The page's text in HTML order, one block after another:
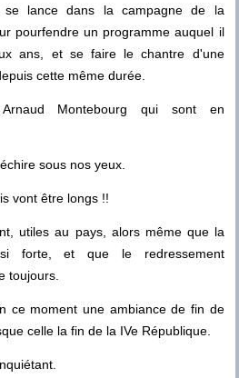
se lance dans la campagne de la
pourfendre un programme auquel il
ans, et se faire le chantre d'une
cette même durée.
Montebourg qui sont en
sous nos yeux.
vont être longs !!
utiles au pays, alors même que la
forte, et que le redressement
toujours.
ce moment une ambiance de fin de
celle la fin de la IVe République.